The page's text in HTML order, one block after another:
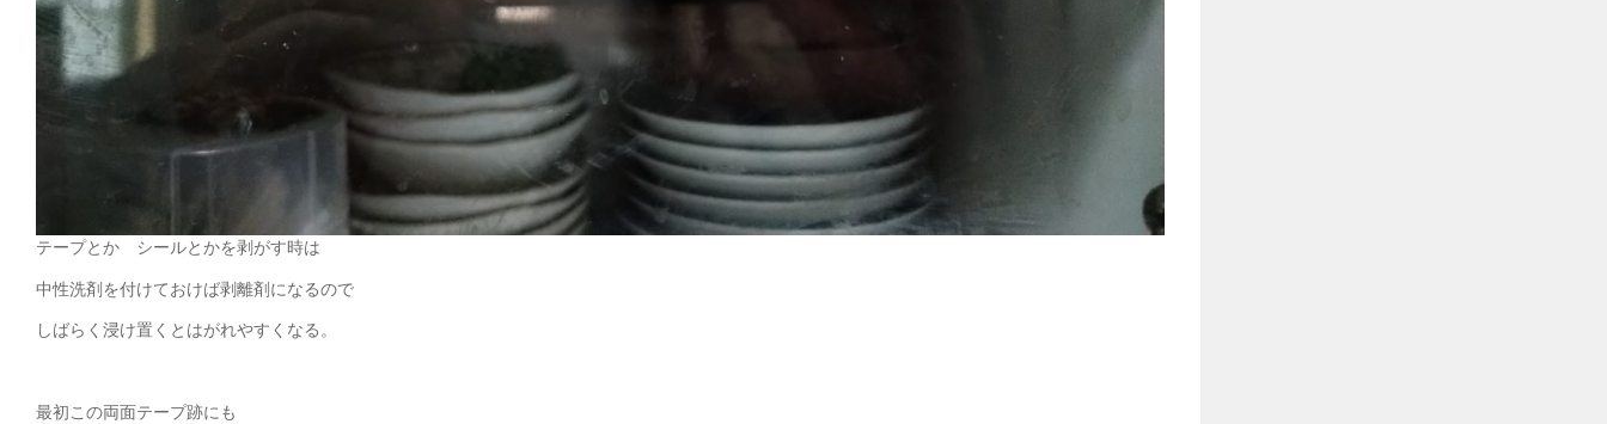
テープとか シールとかを剥がす時は
中性洗剤を付けておけば剥離剤になるので
しばらく浸け置くとはがれやすくなる。
最初この両面テープ跡にも